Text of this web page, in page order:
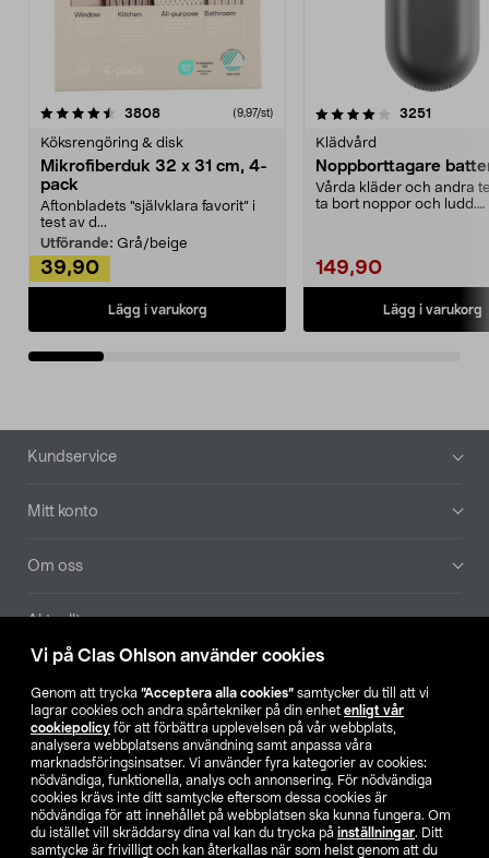
Vi på Clas Ohlson använder cookies
Genom att trycka ”Acceptera alla cookies” samtycker du till att vi
lagrar cookies och andra spårtekniker på din enhet enligt vår
cookiepolicy för att förbättra upplevelsen på vår webbplats,
analysera webbplatsens användning samt anpassa våra
marknadsföringsinsatser. Vi använder fyra kategorier av cookies:
nödvändiga, funktionella, analys och annonsering. För nödvändiga
cookies krävs inte ditt samtycke eftersom dessa cookies är
nödvändiga för att innehållet på webbplatsen ska kunna fungera. Om
du istället vill skräddarsy dina val kan du trycka på inställningar. Ditt
samtycke är frivilligt och kan återkallas när som helst genom att du
3808recensioner (9,97/st)
Köksrengöring & disk
Mikrofiberduk 32 x 31 cm, 4-
pack
Aftonbladets "självklara favorit” i
test av d...
Utförande: Grå/beige
39,90
Lägg i varukorg
4.0av 5 stjärnor 3251
Klädvård
Noppborttagare
Vårda kläder och andra
ta bort noppor och ludd.
149,90
Lägg i varukorg
4.5av 5 stjärnor
Sidfot
Kundservice
Mitt konto
Om oss
Aktuellt
Hitta butik
SE NO FI